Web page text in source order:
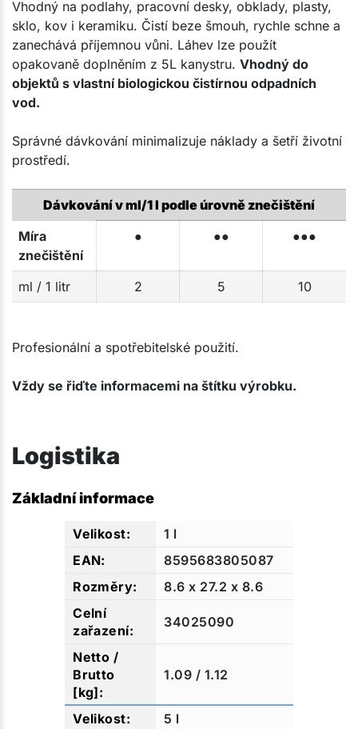
Vhodný na podlahy, pracovní desky, obklady, plasty,
sklo, kov i keramiku. Čistí beze šmouh, rychle schne a
zanechává příjemnou vůni. Láhev lze použít
opakovaně doplněním z 5L kanystru. Vhodný do
objektů s vlastní biologickou čistírnou odpadních
vod.
Správné dávkování minimalizuje náklady a šetří životní
prostředí.
Dávkování v ml/1 l podle úrovně znečištění
Míra
znečištění
● ●● ●●●
ml / 1 litr 2 5 10
Profesionální a spotřebitelské použití.
Vždy se řiďte informacemi na štítku výrobku.​
Logistika
Základní informace
1 l
8595683805087
8.6 x 27.2 x 8.6
34025090
1.09 / 1.12
5 l